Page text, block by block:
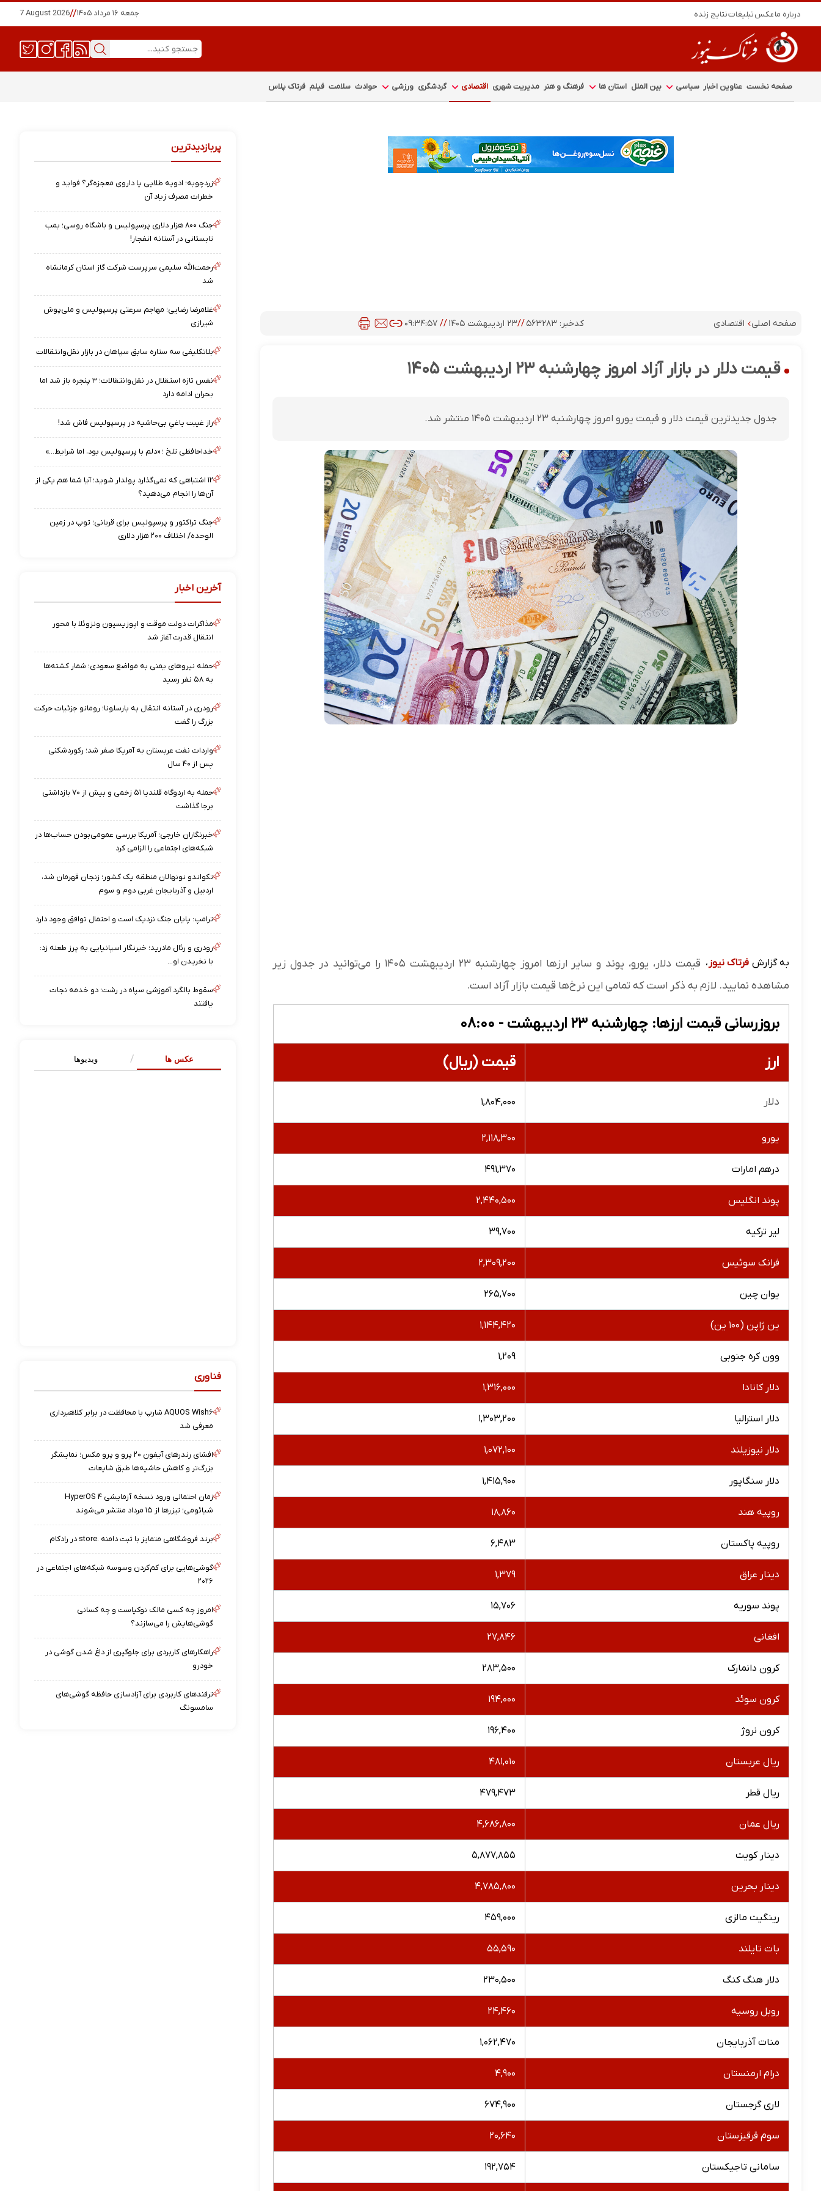
درباره ماعکستبلیغاتنتایج زنده جمعه ۱۶ مرداد ۱۴۰۵ //
7 August 2026
صفحه نخست عناوین اخبار سیاسی بین الملل استان ها فرهنگ و هنر مدیریت شهری اقتصادی گردشگری ورزشی حوادث سلامت فیلم فرتاک پلاس
صفحه اصلی اقتصادی کدخبر: ۵۶۳۲۸۳ //۲۳ اردیبهشت ۱۴۰۵ // ۰۹:۳۴:۵۷
قیمت دلار در بازار آزاد امروز چهارشنبه ۲۳ اردیبهشت ۱۴۰۵
جدول جدیدترین قیمت دلار و قیمت یورو امروز چهارشنبه ۲۳ اردیبهشت ۱۴۰۵ منتشر شد.
به گزارش فرتاک نیوز ،
قیمت دلار، یورو، پوند و سایر ارزها امروز چهارشنبه ۲۳ اردیبهشت ۱۴۰۵ را می‌توانید در جدول زیر
مشاهده نمایید. لازم به ذکر است که تمامی این نرخ‌ها قیمت بازار آزاد است.
بروزرسانی قیمت ارزها: چهارشنبه ۲۳ اردیبهشت - ۰۸:۰۰
ارز
قیمت (ریال)
دلار ۱,۸۰۴,۰۰۰
یورو ۲,۱۱۸,۳۰۰
درهم امارات ۴۹۱,۳۷۰
پوند انگلیس ۲,۴۴۰,۵۰۰
لیر ترکیه ۳۹,۷۰۰
فرانک سوئیس ۲,۳۰۹,۲۰۰
یوان چین ۲۶۵,۷۰۰
ین ژاپن (۱۰۰ ین) ۱,۱۴۴,۴۲۰
وون کره جنوبی ۱,۲۰۹
دلار کانادا ۱,۳۱۶,۰۰۰
دلار استرالیا ۱,۳۰۳,۲۰۰
دلار نیوزیلند ۱,۰۷۲,۱۰۰
دلار سنگاپور ۱,۴۱۵,۹۰۰
روپیه هند ۱۸,۸۶۰
روپیه پاکستان ۶,۴۸۳
دینار عراق ۱,۳۷۹
پوند سوریه ۱۵,۷۰۶
افغانی ۲۷,۸۴۶
کرون دانمارک ۲۸۳,۵۰۰
کرون سوئد ۱۹۴,۰۰۰
کرون نروژ ۱۹۶,۴۰۰
ریال عربستان ۴۸۱,۰۱۰
ریال قطر ۴۷۹,۴۷۳
ریال عمان ۴,۶۸۶,۸۰۰
دینار کویت ۵,۸۷۷,۸۵۵
دینار بحرین ۴,۷۸۵,۸۰۰
رینگیت مالزی ۴۵۹,۰۰۰
بات تایلند ۵۵,۵۹۰
دلار هنگ کنگ ۲۳۰,۵۰۰
روبل روسیه ۲۴,۴۶۰
منات آذربایجان ۱,۰۶۲,۴۷۰
درام ارمنستان ۴,۹۰۰
لاری گرجستان ۶۷۴,۹۰۰
سوم قرقیزستان ۲۰,۶۴۰
سامانی تاجیکستان ۱۹۲,۷۵۴
پربازدیدترین
زردچوبه؛ ادویه طلایی یا داروی معجزه‌گر؟ فواید و
خطرات مصرف زیاد آن
جنگ ۸۰۰ هزار دلاری پرسپولیس و باشگاه روسی؛ بمب
تابستانی در آستانه انفجار!
رحمت‌الله سلیمی سرپرست شرکت گاز استان کرمانشاه
شد
غلامرضا رضایی؛ مهاجم سرعتی پرسپولیس و ملی‌پوش
شیرازی
بلاتکلیفی سه ستاره سابق سپاهان در بازار نقل‌وانتقالات
نفس تازه استقلال در نقل‌وانتقالات؛ ۳ پنجره باز شد اما
بحران ادامه دارد
راز غیبت یاغیِ بی‌حاشیه در پرسپولیس فاش شد!
خداحافظی تلخ ؛ «دلم با پرسپولیس بود، اما شرایط…»
۱۲ اشتباهی که نمی‌گذارد پولدار شوید؛ آیا شما هم یکی از
آن‌ها را انجام می‌دهید؟
جنگ تراکتور و پرسپولیس برای قربانی؛ توپ در زمین
الوحده/ اختلاف ۲۰۰ هزار دلاری
آخرین اخبار
مذاکرات دولت موقت و اپوزیسیون ونزوئلا با محور
انتقال قدرت آغاز شد
حمله نیروهای یمنی به مواضع سعودی؛ شمار کشته‌ها
به ۵۸ نفر رسید
رودری در آستانه انتقال به بارسلونا؛ رومانو جزئیات حرکت
بزرگ را گفت
واردات نفت عربستان به آمریکا صفر شد؛ رکوردشکنی
پس از ۴۰ سال
حمله به اردوگاه قلندیا ۵۱ زخمی و بیش از ۷۰ بازداشتی
برجا گذاشت
خبرنگاران خارجی؛ آمریکا بررسی عمومی‌بودن حساب‌ها در
شبکه‌های اجتماعی را الزامی کرد
تکواندو نونهالان منطقه یک کشور؛ زنجان قهرمان شد،
اردبیل و آذربایجان غربی دوم و سوم
ترامپ: پایان جنگ نزدیک است و احتمال توافق وجود دارد
رودری و رئال مادرید؛ خبرنگار اسپانیایی به پرز طعنه زد:
با نخریدن او...
سقوط بالگرد آموزشی سپاه در رشت؛ دو خدمه نجات
یافتند
عکس ها ویدیوها
فناوری
AQUOS Wish۶ شارپ با محافظت در برابر کلاهبرداری
معرفی شد
افشای رندرهای آیفون ۲۰ پرو و پرو مکس؛ نمایشگر
بزرگ‌تر و کاهش حاشیه‌ها طبق شایعات
زمان احتمالی ورود نسخه آزمایشی HyperOS ۴
شیائومی؛ تیزرها از ۱۵ مرداد منتشر می‌شوند
برند فروشگاهی متمایز با ثبت دامنه .store در رادکام
گوشی‌هایی برای کم‌کردن وسوسه شبکه‌های اجتماعی در
۲۰۲۶
امروز چه کسی مالک نوکیاست و چه کسانی
گوشی‌هایش را می‌سازند؟
راهکارهای کاربردی برای جلوگیری از داغ شدن گوشی در
خودرو
ترفندهای کاربردی برای آزادسازی حافظه گوشی‌های
سامسونگ